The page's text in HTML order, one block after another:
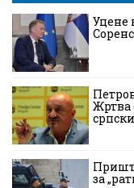
Уцене
Жртва
за